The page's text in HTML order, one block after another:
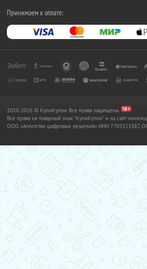
Принимаем к оплате:
2010-2026 © КупиКупон. Все права защищены.
Все права на товарный знак "КупиКупон" и на сайт
OOO «Агентство цифровых решений» ИНН 7705523387,